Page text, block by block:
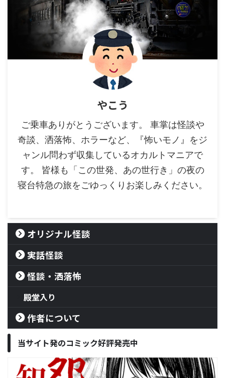
やこう
ご乗車ありがとうございます。 車掌は怪談や
奇談、洒落怖、ホラーなど、『怖いモノ』をジ
ャンル問わず収集しているオカルトマニアで
す。 皆様も「この世発、あの世行き」の夜の
寝台特急の旅をごゆっくりお楽しみください。
オリジナル怪談
実話怪談
怪談・洒落怖
殿堂入り
作者について
当サイト発のコミック好評発売中